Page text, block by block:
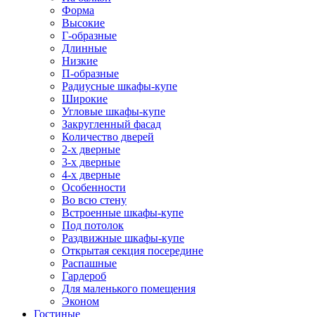
Форма
Высокие
Г-образные
Длинные
Низкие
П-образные
Радиусные шкафы-купе
Широкие
Угловые шкафы-купе
Закругленный фасад
Количество дверей
2-х дверные
3-х дверные
4-х дверные
Особенности
Во всю стену
Встроенные шкафы-купе
Под потолок
Раздвижные шкафы-купе
Открытая секция посередине
Распашные
Гардероб
Для маленького помещения
Эконом
Гостиные